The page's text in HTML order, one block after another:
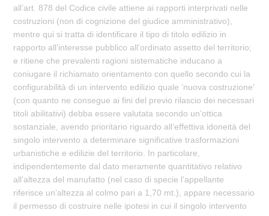
all’art. 878 del Codice civile attiene ai rapporti interprivati nelle
costruzioni (non di cognizione del giudice amministrativo),
mentre qui si tratta di identificare il tipo di titolo edilizio in
rapporto all’interesse pubblico all’ordinato assetto del territorio;
e ritiene che prevalenti ragioni sistematiche inducano a
coniugare il richiamato orientamento con quello secondo cui la
configurabilità di un intervento edilizio quale ‘nuova costruzione’
(con quanto ne consegue ai fini del previo rilascio dei necessari
titoli abilitativi) debba essere valutata secondo un’ottica
sostanziale, avendo prioritario riguardo all’effettiva idoneità del
singolo intervento a determinare significative trasformazioni
urbanistiche e edilizie del territorio. In particolare,
indipendentemente dal dato meramente quantitativo relativo
all’altezza del manufatto (nel caso di specie l’appellante
riferisce un’altezza al colmo pari a 1,70 mt.), appare necessario
il permesso di costruire nelle ipotesi in cui il singolo intervento